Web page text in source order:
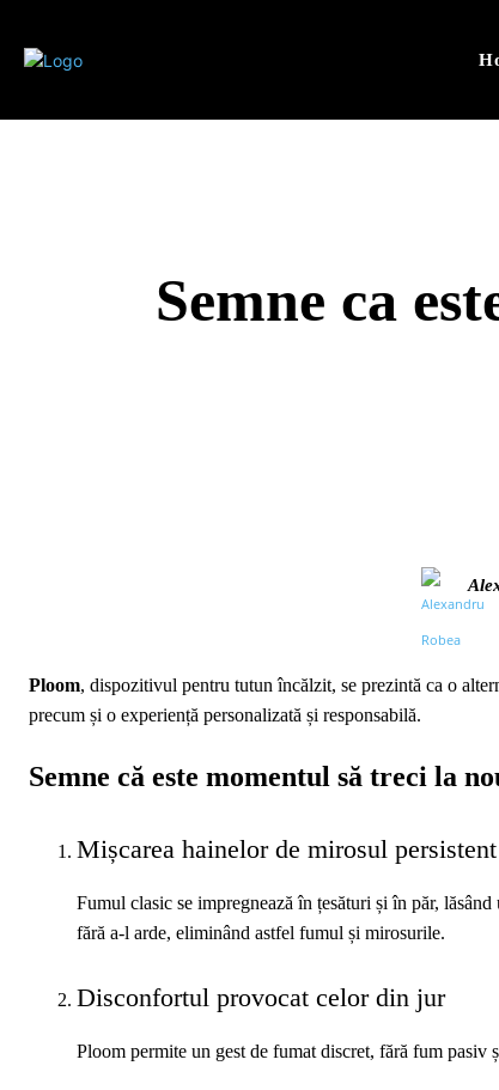
Semne ca
Ploom, dispozitivul pentru tutun încălzit, se prezintă ca o
precum și o experiență personalizată și responsabilă.
Semne că este momentul să treci la
Mișcarea hainelor de mirosul
Fumul clasic se impregnează în țesături și în păr,
fără a-l arde, eliminând astfel fumul și mirosurile.
Disconfortul provocat celor din jur
Ploom permite un gest de fumat discret, fără fum